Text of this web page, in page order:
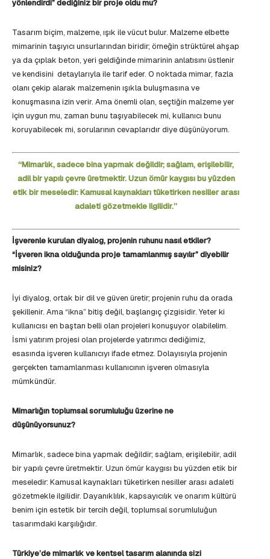
yönlendirdi” dediğiniz bir proje oldu mu?
Tasarım biçim, malzeme, ışık ile vücut bulur. Malzeme elbette
mimarinin taşıyıcı unsurlarından biridir; örneğin strüktürel ahşap
ya da çıplak beton, yeri geldiğinde mimarinin anlatısını üstlenir
ve kendisini detaylarıyla ile tarif eder. O noktada mimar, fazla
olanı çekip alarak malzemenin ışıkla buluşmasına ve
konuşmasına izin verir. Ama önemli olan, seçtiğin malzeme yer
için uygun mu, zaman bunu taşıyabilecek mi, kullanıcı bunu
koruyabilecek mi, sorularının cevaplarıdır diye düşünüyorum.
‘‘Mimarlık, sadece bina yapmak değildir; sağlam, erişilebilir,
adil bir yapılı çevre üretmektir. Uzun ömür kaygısı bu yüzden
etik bir meseledir: Kamusal kaynakları tüketirken nesiller arası
adaleti gözetmekle ilgilidir.’’
İşverenle kurulan diyalog, projenin ruhunu nasıl etkiler?
“İşveren ikna olduğunda proje tamamlanmış sayılır” diyebilir
misiniz?
İyi diyalog, ortak bir dil ve güven üretir; projenin ruhu da orada
şekillenir. Ama “ikna” bitiş değil, başlangıç çizgisidir. Yeter ki
kullanıcısı en baştan belli olan projeleri konuşuyor olabilelim.
İsmi yatırım projesi olan projelerde yatırımcı dediğimiz,
esasında işveren kullanıcıyı ifade etmez. Dolayısıyla projenin
gerçekten tamamlanması kullanıcının işveren olmasıyla
mümkündür.
Mimarlığın toplumsal sorumluluğu üzerine ne
düşünüyorsunuz?
Mimarlık, sadece bina yapmak değildir; sağlam, erişilebilir, adil
bir yapılı çevre üretmektir. Uzun ömür kaygısı bu yüzden etik bir
meseledir: Kamusal kaynakları tüketirken nesiller arası adaleti
gözetmekle ilgilidir. Dayanıklılık, kapsayıcılık ve onarım kültürü
benim için estetik bir tercih değil, toplumsal sorumluluğun
tasarımdaki karşılığıdır.
Türkiye’de mimarlık ve kentsel tasarım alanında sizi